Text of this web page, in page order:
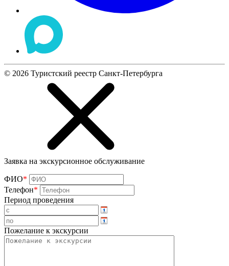
© 2026 Туристский реестр Санкт-Петербурга
Заявка на экскурсионное обслуживание
ФИО*
Телефон*
Период проведения
Пожелание к экскурсии